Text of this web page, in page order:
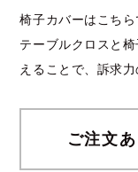
椅子カバーはこちら
テーブルクロスと
えることで、訴求
ご注文